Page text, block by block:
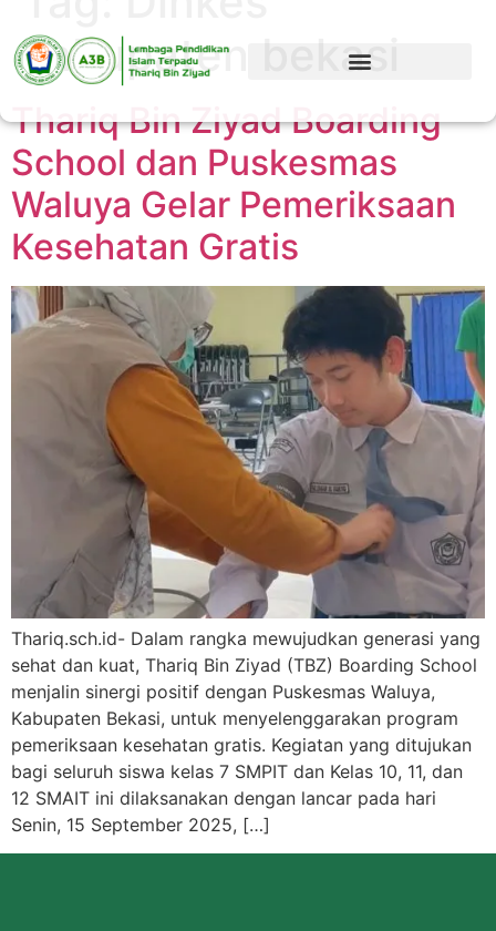
kabupaten bekasi
Thariq Bin Ziyad Boarding
School dan Puskesmas
Waluya Gelar Pemeriksaan
Kesehatan Gratis
Thariq.sch.id- Dalam rangka mewujudkan generasi yang
sehat dan kuat, Thariq Bin Ziyad (TBZ) Boarding School
menjalin sinergi positif dengan Puskesmas Waluya,
Kabupaten Bekasi, untuk menyelenggarakan program
pemeriksaan kesehatan gratis. Kegiatan yang ditujukan
bagi seluruh siswa kelas 7 SMPIT dan Kelas 10, 11, dan
12 SMAIT ini dilaksanakan dengan lancar pada hari
Senin, 15 September 2025, […]